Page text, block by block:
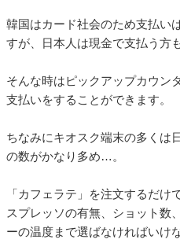
韓国はカード社会のため支払い
すが、日本人は現金で支払う方
そんな時はピックアップカウン
支払いをすることができます。
ちなみにキオスク端末の多くは
の数がかなり多め…。
「カフェラテ」を注文するだ
スプレッソの有無、ショット数
ーの温度まで選ばなければいけ